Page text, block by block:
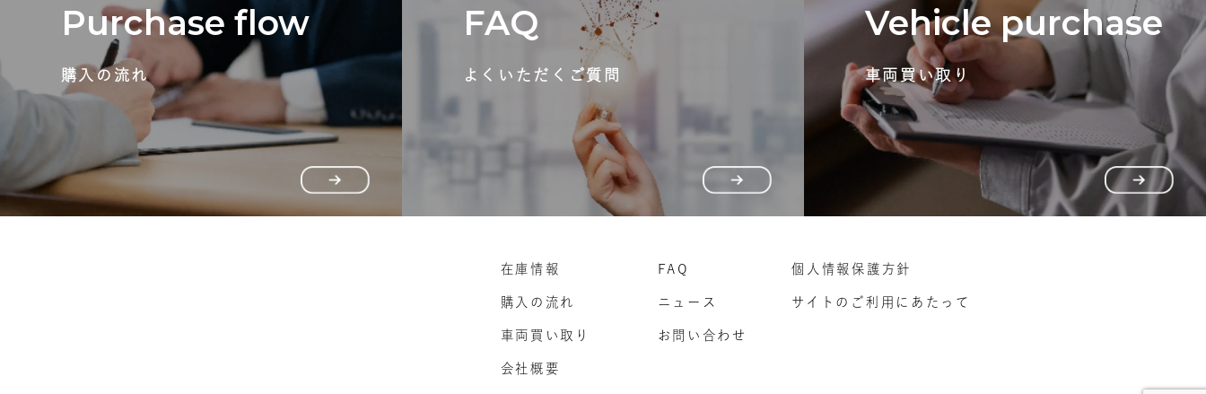
Purchase flow
購入の流れ
FAQ
よくいただくご質問
Vehicle purchase
車両買い取り
在庫情報
購入の流れ
車両買い取り
会社概要
FAQ
ニュース
お問い合わせ
個人情報保護方針
サイトのご利用にあたって